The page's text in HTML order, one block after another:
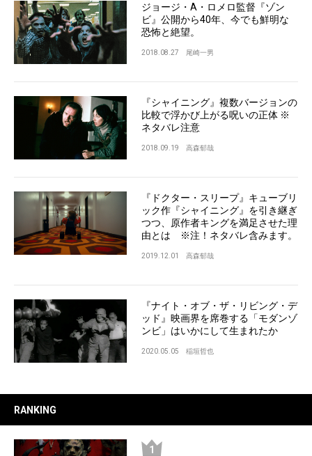
ジョージ・A・ロメロ監督『ゾン
ビ』公開から40年、今でも鮮明な
恐怖と絶望。
2018.08.27 尾崎一男
『シャイニング』複数バージョンの
比較で浮かび上がる呪いの正体 ※
ネタバレ注意
2018.09.19 高森郁哉
『ドクター・スリープ』キューブリ
ック作『シャイニング』を引き継ぎ
つつ、原作者キングを満足させた理
由とは ※注！ネタバレ含みます。
2019.12.01 高森郁哉
『ナイト・オブ・ザ・リビング・デ
ッド』映画界を席巻する「モダンゾ
ンビ」はいかにして生まれたか
2020.05.05 稲垣哲也
RANKING